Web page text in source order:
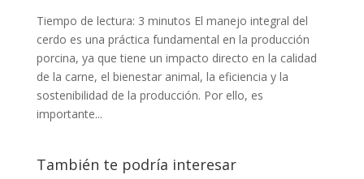
Tiempo de lectura: 3 minutos El manejo integral del
cerdo es una práctica fundamental en la producción
porcina, ya que tiene un impacto directo en la calidad
de la carne, el bienestar animal, la eficiencia y la
sostenibilidad de la producción. Por ello, es
importante...
También te podría interesar